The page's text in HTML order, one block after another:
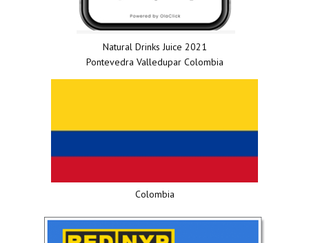
Natural Drinks Juice 2021
Pontevedra Valledupar Colombia
Colombia